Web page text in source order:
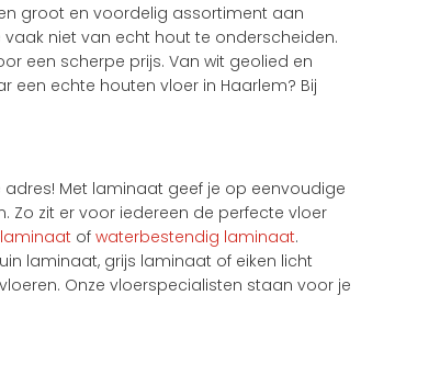
groot en voordelig assortiment aan
niet van echt hout te onderscheiden.
een scherpe prijs. Van wit geolied en
echte houten vloer in Haarlem? Bij
adres! Met laminaat geef je op eenvoudige
Zo zit er voor iedereen de perfecte vloer
ofwaterbestendig laminaat.
laminaat, grijs laminaat of eiken licht
Onze vloerspecialisten staan voor je